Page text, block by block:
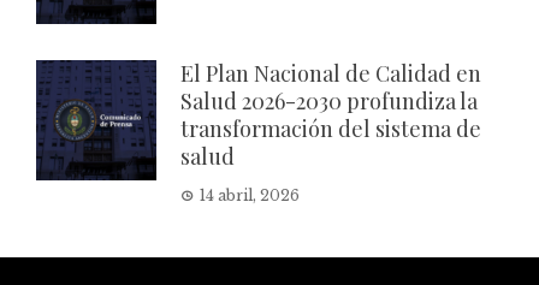
El Plan Nacional de Calidad en
Salud 2026-2030 profundiza la
transformación del sistema de
salud
14 abril, 2026